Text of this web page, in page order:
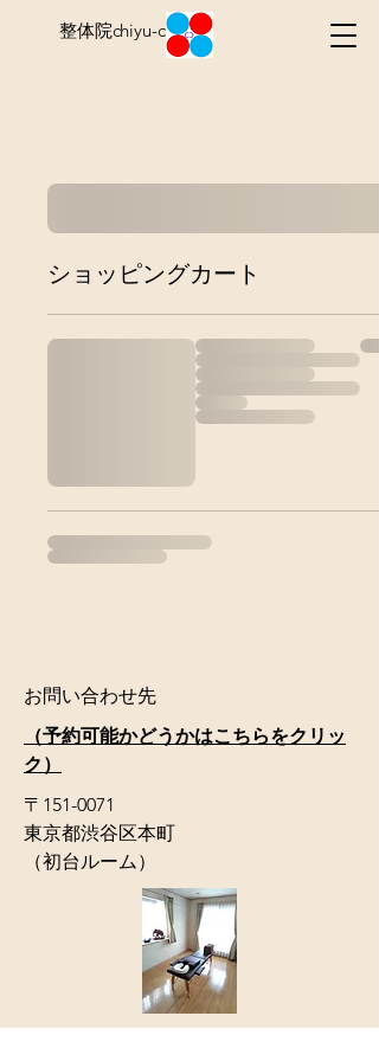
整体院chiyu-chiyu
ショッピングカート
お問い合わせ先
（​予約可能かどうかはこちらをクリッ
ク）
〒151-0071
東京都渋谷区本町
（初台ルーム）